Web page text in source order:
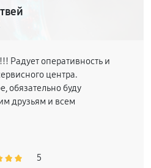
Радует оперативность и
центра.
обязательно буду
друзьям и всем
5